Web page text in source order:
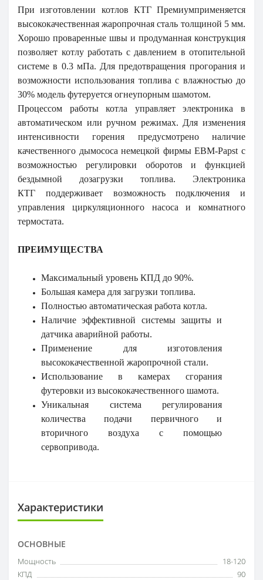
При изготовлении котлов КТГ Премиумприменяется
высококачественная жаропрочная сталь толщиной 5 мм.
Хорошо проваренные швы и продуманная конструкция
позволяет котлу работать с давлением в отопительной
системе в 0.3 мПа. Для предотвращения прогорания и
возможности использования топлива с влажностью до
30% модель футеруется огнеупорным шамотом.
Процессом работы котла управляет электроника в
автоматическом или ручном режимах. Для изменения
интенсивности горения предусмотрено наличие
качественного дымососа немецкой фирмы EBM-Papst с
возможностью регулировки оборотов и функцией
бездымной дозагрузки топлива. Электроника
КТГ поддерживает возможность подключения и
управления циркуляционного насоса и комнатного
термостата.
ПРЕИМУЩЕСТВА
Максимальный уровень КПД до 90%.
Большая камера для загрузки топлива.
Полностью автоматическая работа котла.
Наличие эффективной системы защиты и
датчика аварийной работы.
Применение для изготовления
высококачественной жаропрочной стали.
Использование в камерах сгорания
футеровки из высококачественного шамота.
Уникальная система регулирования
количества подачи первичного и
вторичного воздуха с помощью
сервопривода.
Характеристики
ОСНОВНЫЕ
Мощность
18-120
КПД
90